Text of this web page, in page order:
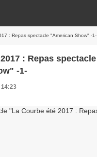
: Repas spectacle "American Show" -1-
: Repas spectacle
-1-
14:23